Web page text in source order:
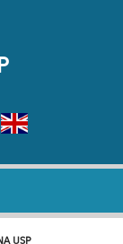
USP